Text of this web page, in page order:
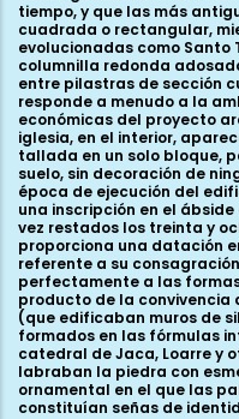
tiempo, y que las más
cuadrada o rectangular,
evolucionadas como Santo
columnilla redonda
entre pilastras de sección
responde a menudo a la
económicas del proyecto
iglesia, en el interior,
tallada en un solo bloque,
suelo, sin decoración de
época de ejecución del
una inscripción en el ábside
vez restados los treinta y
proporciona una datación
referente a su
perfectamente a las
producto de la
(que edificaban muros de
formados en las fórmulas
catedral de Jaca, Loarre y
labraban la piedra con
ornamental en el que las
constituían señas de